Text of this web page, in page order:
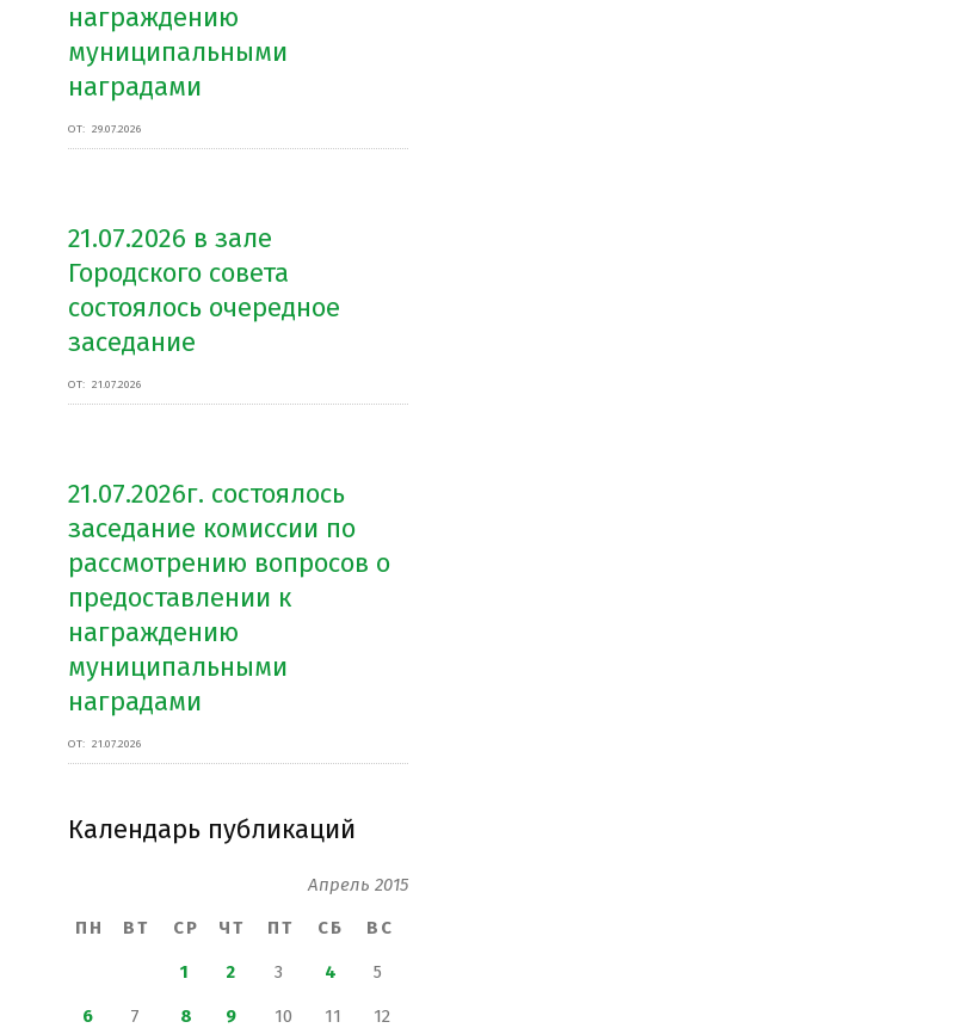
награждению
муниципальными
наградами
ОТ: 29.07.2026
21.07.2026 в зале
Городского совета
состоялось очередное
заседание
ОТ: 21.07.2026
21.07.2026г. состоялось
заседание комиссии по
рассмотрению вопросов о
предоставлении к
награждению
муниципальными
наградами
ОТ: 21.07.2026
Календарь публикаций
Апрель 2015
ПН
ВТ СР ЧТ ПТ СБ ВС
1 2 3 4 5
6 7 8 9 10 11 12